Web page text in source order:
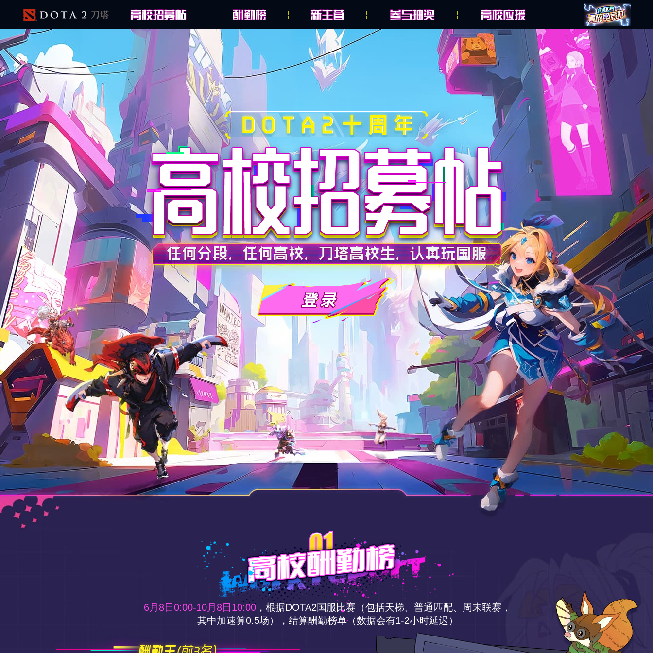
6月8日0:00-10月8日10:00 ，根据DOTA2国服比赛（包括天梯、普通匹配、周末联赛，
其中加速算0.5场），结算酬勤榜单（数据会有1-2小时延迟）